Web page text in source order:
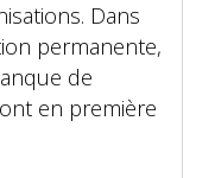
Dans
permanente,
de
en première